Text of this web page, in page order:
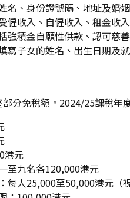
名、身份證號碼、地址及婚
僱收入、自僱收入、租金收
強積金自願性供款、認可慈
寫子女的姓名、出生日期及
分免稅額。2024/25課稅年
港元
至九名各120,000港元
每人25,000至50,000港元（